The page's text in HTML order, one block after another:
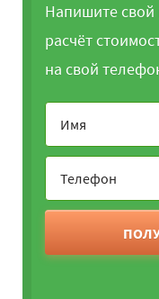
Напишите
расчёт
на свой